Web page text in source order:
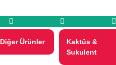
Diğer Ürünler
Kaktüs &
Sukulent